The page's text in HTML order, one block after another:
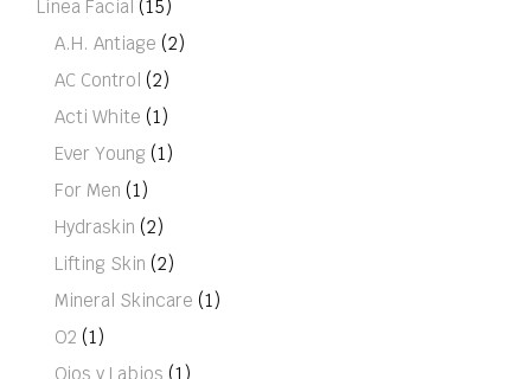
Línea Facial (15)
A.H. Antiage (2)
AC Control (2)
Acti White (1)
Ever Young (1)
For Men (1)
Hydraskin (2)
Lifting Skin (2)
Mineral Skincare (1)
O2 (1)
Ojos y Labios (1)